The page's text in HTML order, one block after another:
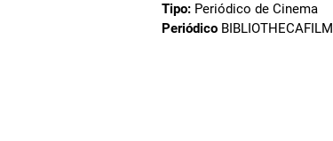
Tipo: Periódico de Cinema
Periódico BIBLIOTHECAFILM
FORMULÁRIO